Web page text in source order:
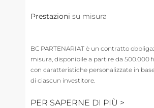
Prestazioni su misura
BC PARTENARIAT è un contratto
misura, disponibile a partire da 500.000
con caratteristiche personalizzate in
di ciascun investitore.
PER SAPERNE DI PIÙ >